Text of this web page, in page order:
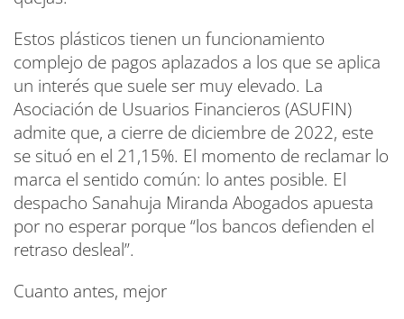
Estos plásticos tienen un funcionamiento
complejo de pagos aplazados a los que se aplica
un interés que suele ser muy elevado. La
Asociación de Usuarios Financieros (ASUFIN)
admite que, a cierre de diciembre de 2022, este
se situó en el 21,15%. El momento de reclamar lo
marca el sentido común: lo antes posible. El
despacho Sanahuja Miranda Abogados apuesta
por no esperar porque “los bancos defienden el
retraso desleal”.
Cuanto antes, mejor